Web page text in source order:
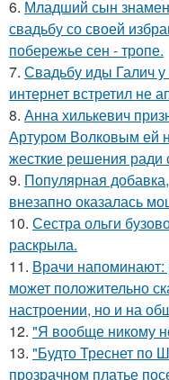
6. Младший сын
свадьбу со своей
побережье сен - тропе.
7. Свадьбу иды Галич у
интернет встретил не
8. Анна хилькевич
Артуром Волковым ей
жесткие решения ради
9. Популярная
внезапно оказалась
10. Сестра ольги
раскрыла.
11. Врачи напоминают:
может положительно
настроении, но и на
12. "Я вообще никому
13. "Будто Треснет по
прозрачном платье